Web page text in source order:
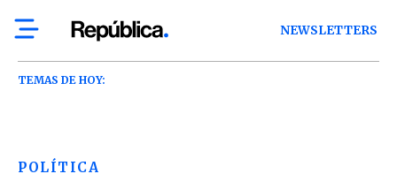
NEWSLETTERS
TEMAS DE HOY:
POLÍTICA